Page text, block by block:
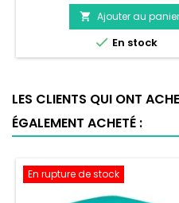
 Ajouter au panier
 En stock
LES CLIENTS QUI ONT
ÉGALEMENT ACHETÉ :
En rupture de stock